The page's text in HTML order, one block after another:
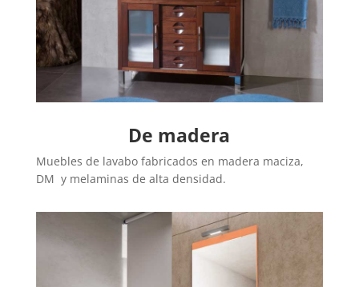
De madera
Muebles de lavabo fabricados en madera maciza,
DM y melaminas de alta densidad.